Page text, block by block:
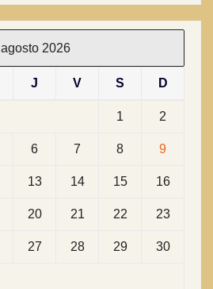
agosto 2026
J V S D
1 2
6 7 8 9
13 14 15 16
20 21 22 23
27 28 29 30